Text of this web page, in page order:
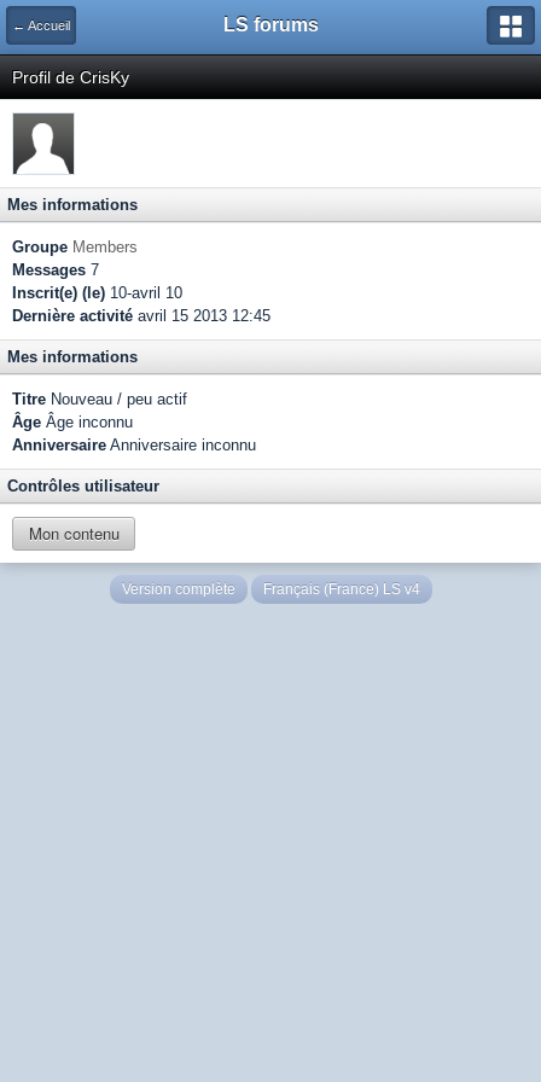
← Accueil LS forums
Profil de CrisKy
Mes informations
Groupe Members
Messages 7
Inscrit(e) (le) 10-avril 10
Dernière activité avril 15 2013 12:45
Mes informations
Titre Nouveau / peu actif
Âge Âge inconnu
Anniversaire Anniversaire inconnu
Contrôles utilisateur
Mon contenu
Version complète Français (France) LS v4